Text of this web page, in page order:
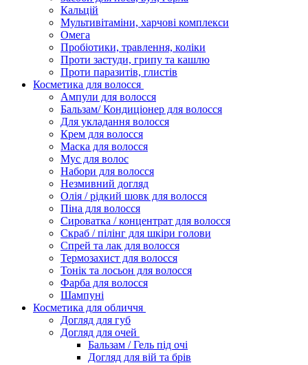
Кальцій
Мультивітаміни, харчові комплекси
Омега
Пробіотики, травлення, коліки
Проти застуди, грипу та кашлю
Проти паразитів, глистів
Косметика для волосся
Ампули для волосся
Бальзам/ Кондиціонер для волосся
Для укладання волосся
Крем для волосся
Маска для волосся
Мус для волос
Набори для волосся
Незмивний догляд
Олія / рідкий шовк для волосся
Піна для волосся
Сироватка / концентрат для волосся
Скраб / пілінг для шкіри голови
Спрей та лак для волосся
Термозахист для волосся
Тонік та лосьон для волосся
Фарба для волосся
Шампуні
Косметика для обличчя
Догляд для губ
Догляд для очей
Бальзам / Гель під очі
Догляд для вій та брів